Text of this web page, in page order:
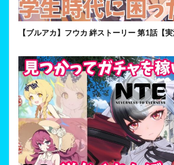
【ブルアカ】フウカ 絆ストーリー 第1話【実